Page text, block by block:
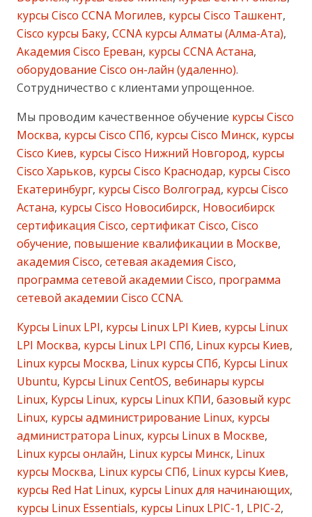
курсы Cisco CCNA Могилев, курсы Cisco Ташкент,
Cisco курсы Баку, CCNA курсы Алматы (Алма-Ата),
Академия Cisco Ереван, курсы CCNA Астана,
оборудование Cisco он-лайн (удаленно).
Сотрудничество с клиентами упрощенное.
Мы проводим качественное обучение курсы Cisco
Москва, курсы Cisco СПб, курсы Cisco Минск, курсы
Cisco Киев, курсы Cisco Нижний Новгород, курсы
Cisco Харьков, курсы Cisco Краснодар, курсы Cisco
Екатеринбург, курсы Cisco Волгоград, курсы Cisco
Астана, курсы Cisco Новосибирск, Новосибирск
сертификация Cisco, сертификат Cisco, Cisco
обучение, повышение квалификации в Москве,
академия Cisco, сетевая академия Cisco,
программа сетевой академии Cisco, программа
сетевой академии Cisco CCNA.
Курсы Linux LPI, курсы Linux LPI Киев, курсы Linux
LPI Москва, курсы Linux LPI СПб, Linux курсы Киев,
Linux курсы Москва, Linux курсы СПб, Курсы Linux
Ubuntu, Курсы Linux CentOS, вебинары курсы
Linux, Курсы Linux, курсы Linux КПИ, базовый курс
Linux, курсы администрирование Linux, курсы
администратора Linux, курсы Linux в Москве,
Linux курсы онлайн, Linux курсы Минск, Linux
курсы Москва, Linux курсы СПб, Linux курсы Киев,
курсы Red Hat Linux, курсы Linux для начинающих,
курсы Linux Essentials, курсы Linux LPIC-1, LPIC-2,